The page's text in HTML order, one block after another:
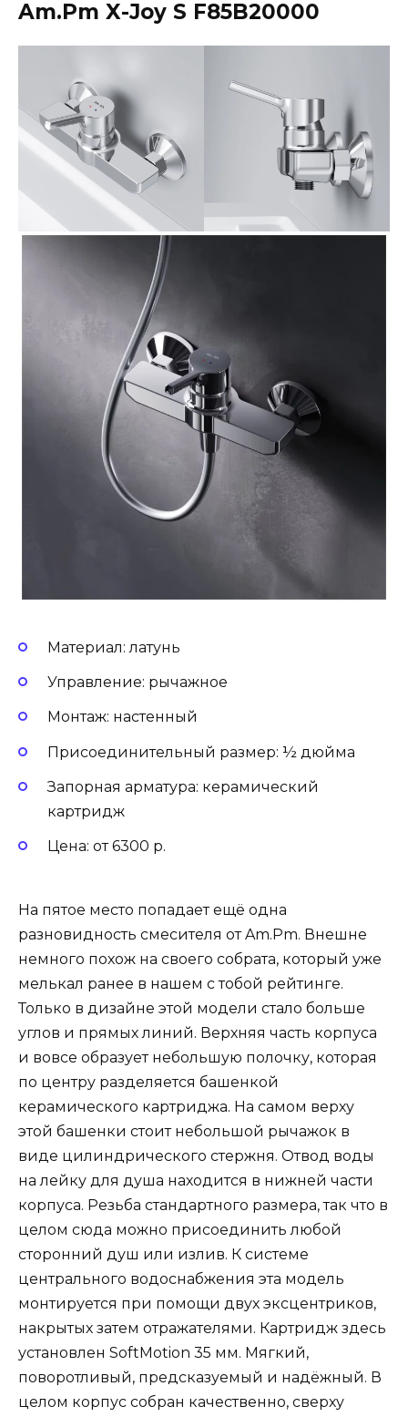
Am.Pm X-Joy S F85B20000
Материал: латунь
Управление: рычажное
Монтаж: настенный
Присоединительный размер: ½ дюйма
Запорная арматура: керамический
картридж
Цена: от 6300 р.
На пятое место попадает ещё одна
разновидность смесителя от Am.Pm. Внешне
немного похож на своего собрата, который уже
мелькал ранее в нашем с тобой рейтинге.
Только в дизайне этой модели стало больше
углов и прямых линий. Верхняя часть корпуса
и вовсе образует небольшую полочку, которая
по центру разделяется башенкой
керамического картриджа. На самом верху
этой башенки стоит небольшой рычажок в
виде цилиндрического стержня. Отвод воды
на лейку для душа находится в нижней части
корпуса. Резьба стандартного размера, так что в
целом сюда можно присоединить любой
сторонний душ или излив. К системе
центрального водоснабжения эта модель
монтируется при помощи двух эксцентриков,
накрытых затем отражателями. Картридж здесь
установлен SoftMotion 35 мм. Мягкий,
поворотливый, предсказуемый и надёжный. В
целом корпус собран качественно, сверху